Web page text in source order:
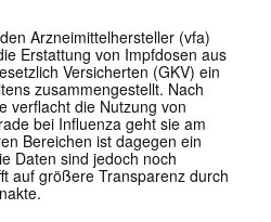
Arzneimittelhersteller (vfa)
Erstattung von Impfdosen aus
Versicherten (GKV) ein
zusammengestellt. Nach
verflacht die Nutzung von
bei Influenza geht sie am
Bereichen ist dagegen ein
Daten sind jedoch noch
auf größere Transparenz durch